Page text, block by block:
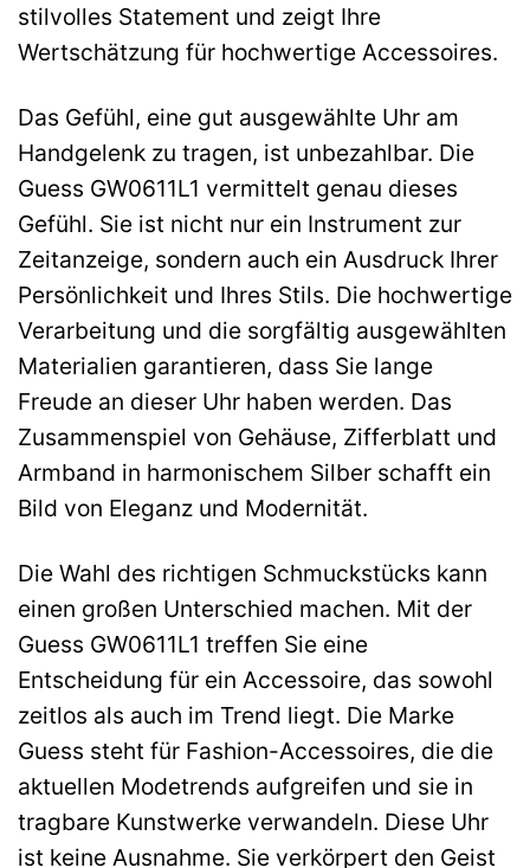
stilvolles Statement und zeigt Ihre
Wertschätzung für hochwertige Accessoires.
Das Gefühl, eine gut ausgewählte Uhr am
Handgelenk zu tragen, ist unbezahlbar. Die
Guess GW0611L1 vermittelt genau dieses
Gefühl. Sie ist nicht nur ein Instrument zur
Zeitanzeige, sondern auch ein Ausdruck Ihrer
Persönlichkeit und Ihres Stils. Die hochwertige
Verarbeitung und die sorgfältig ausgewählten
Materialien garantieren, dass Sie lange
Freude an dieser Uhr haben werden. Das
Zusammenspiel von Gehäuse, Zifferblatt und
Armband in harmonischem Silber schafft ein
Bild von Eleganz und Modernität.
Die Wahl des richtigen Schmuckstücks kann
einen großen Unterschied machen. Mit der
Guess GW0611L1 treffen Sie eine
Entscheidung für ein Accessoire, das sowohl
zeitlos als auch im Trend liegt. Die Marke
Guess steht für Fashion-Accessoires, die die
aktuellen Modetrends aufgreifen und sie in
tragbare Kunstwerke verwandeln. Diese Uhr
ist keine Ausnahme. Sie verkörpert den Geist